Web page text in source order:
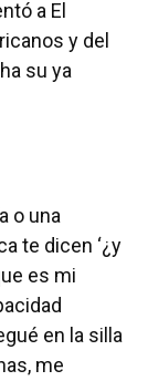
a El
y del
su ya
o una
te dicen ‘¿y
es mi
en la silla
me